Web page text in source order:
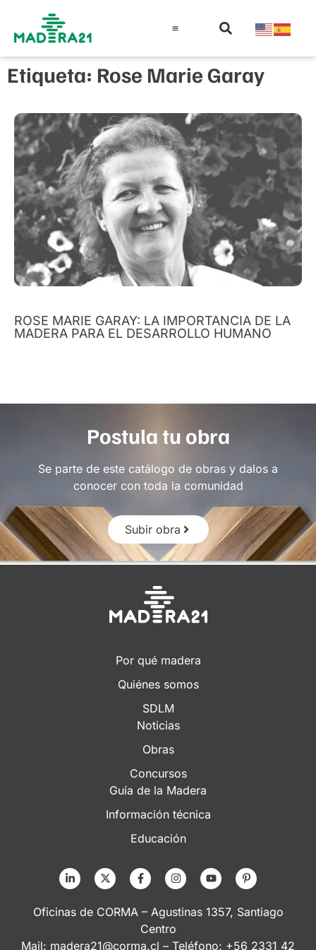
Etiqueta: Rose Marie Garay
ROSE MARIE GARAY: LA IMPORTANCIA DE LA
MADERA PARA EL DESARROLLO HUMANO
Postula tu obra
Se parte de este catálogo de obras y dalos a
conocer con toda la comunidad
Subir obra
Por qué madera
Quiénes somos
SDLM
Noticias
Obras
Concursos
Guía de la Madera
Información técnica
Educación
Oficinas de CORMA – Agustinas 1357, Santiago
Centro
Mail: madera21@corma.cl – Teléfono: +56 2331 42